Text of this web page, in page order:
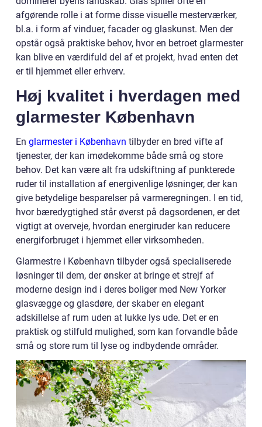
afgørende rolle i at forme disse visuelle mesterværker,
bl.a. i form af vinduer, facader og glaskunst. Men der
opstår også praktiske behov, hvor en betroet glarmester
kan blive en værdifuld del af et projekt, hvad enten det
er til hjemmet eller erhverv.
Høj kvalitet i hverdagen med
glarmester København
En glarmester i København tilbyder en bred vifte af
tjenester, der kan imødekomme både små og store
behov. Det kan være alt fra udskiftning af punkterede
ruder til installation af energivenlige løsninger, der kan
give betydelige besparelser på varmeregningen. I en tid,
hvor bæredygtighed står øverst på dagsordenen, er det
vigtigt at overveje, hvordan energiruder kan reducere
energiforbruget i hjemmet eller virksomheden.
Glarmestre i København tilbyder også specialiserede
løsninger til dem, der ønsker at bringe et strejf af
moderne design ind i deres boliger med New Yorker
glasvægge og glasdøre, der skaber en elegant
adskillelse af rum uden at lukke lys ude. Det er en
praktisk og stilfuld mulighed, som kan forvandle både
små og store rum til lyse og indbydende områder.